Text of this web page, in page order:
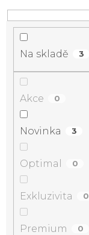
Na skladě 3
Akce 0
Novinka 3
Optimal 0
Exkluzivita 0
Premium 0